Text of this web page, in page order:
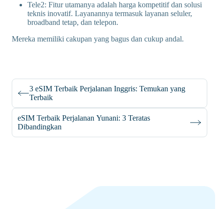
Tele2: Fitur utamanya adalah harga kompetitif dan solusi
teknis inovatif. Layanannya termasuk layanan seluler,
broadband tetap, dan telepon.
Mereka memiliki cakupan yang bagus dan cukup andal.
3 eSIM Terbaik Perjalanan Inggris: Temukan yang
Terbaik
eSIM Terbaik Perjalanan Yunani: 3 Teratas
Dibandingkan